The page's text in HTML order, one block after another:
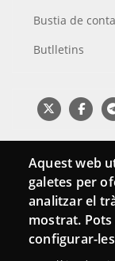
Bustia de
Butlletins
Aquest web
galetes per
analitzar el
mostrat.
configurar-